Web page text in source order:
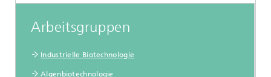
Arbeitsgruppen
Industrielle Biotechnologie
Algenbiotechnologie